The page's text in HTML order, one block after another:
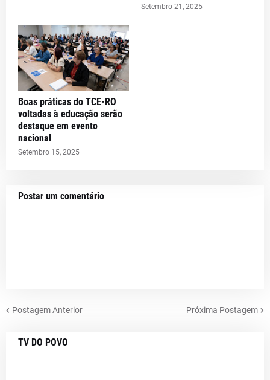
Setembro 21, 2025
Boas práticas do TCE-RO
voltadas à educação serão
destaque em evento
nacional
Setembro 15, 2025
Postar um comentário
Postagem Anterior Próxima Postagem
TV DO POVO